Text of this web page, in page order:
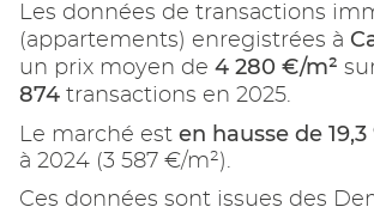
Les données de transactions
(appartements) enregistrées à
un prix moyen de 4 280 €/m²
874 transactions en 2025.
Le marché est en hausse de 19,3
à 2024 (3 587 €/m²).
Ces données sont issues des